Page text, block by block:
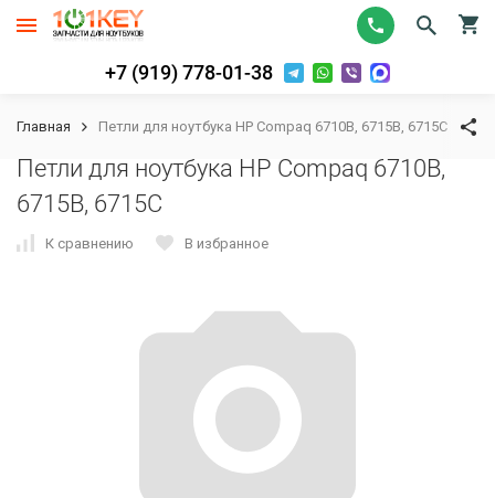
+7 (919) 778-01-38
Главная Петли для ноутбука HP Compaq 6710B, 6715B, 6715C
Петли для ноутбука HP Compaq 6710B,
6715B, 6715C
К сравнению В избранное